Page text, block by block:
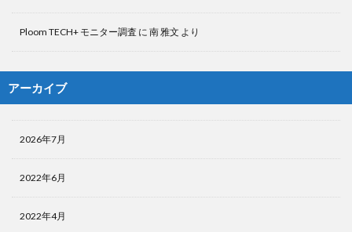
Ploom TECH+ モニター調査 に 南 雅文 より
アーカイブ
2026年7月
2022年6月
2022年4月